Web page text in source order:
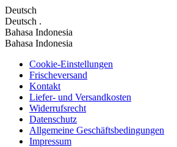
Deutsch
Deutsch .
Bahasa Indonesia
Bahasa Indonesia
Cookie-Einstellungen
Frischeversand
Kontakt
Liefer- und Versandkosten
Widerrufsrecht
Datenschutz
Allgemeine Geschäftsbedingungen
Impressum